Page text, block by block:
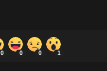
0 0 0 1